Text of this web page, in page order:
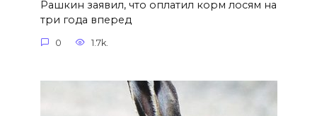
Рашкин заявил, что оплатил корм лосям на
три года вперед
0 1.7k.